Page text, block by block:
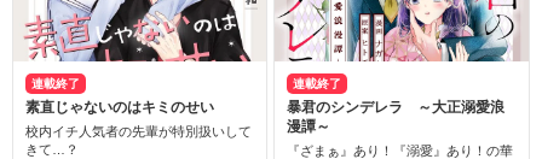
連載終了
素直じゃないのはキミのせい
校内イチ人気者の先輩が特別扱いして
きて…？
連載終了
暴君のシンデレラ ～大正溺愛浪
漫譚～
『ざまぁ』あり！『溺愛』あり！の華